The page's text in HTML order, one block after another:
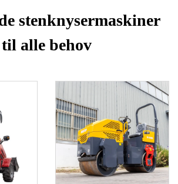
stenknysermaskiner
til alle behov